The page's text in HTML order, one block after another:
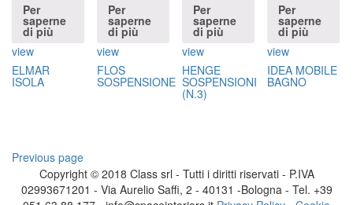
Per
saperne
di più
view
ELMAR
ISOLA
Per
saperne
di più
view
FLOS
SOSPENSIONE
Per
saperne
di più
view
HENGE
SOSPENSIONI
(N.3)
Per
saperne
di più
view
IDEA MOBILE
BAGNO
Navigazione
Previous page
Copyright © 2018 Class srl - Tutti i diritti riservati - P.IVA
02993671201 - Via Aurelio Saffi, 2 - 40131 -Bologna - Tel. +39